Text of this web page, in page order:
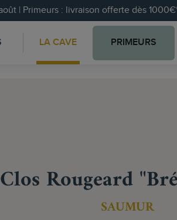
| Primeurs : livraison offerte dès
LA CAVE PRIMEURS
Clos Rougeard
SAUMUR